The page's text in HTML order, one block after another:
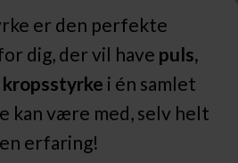
er den perfekte
dig, der vil have puls,
i én samlet
kan være med, selv helt
erfaring!